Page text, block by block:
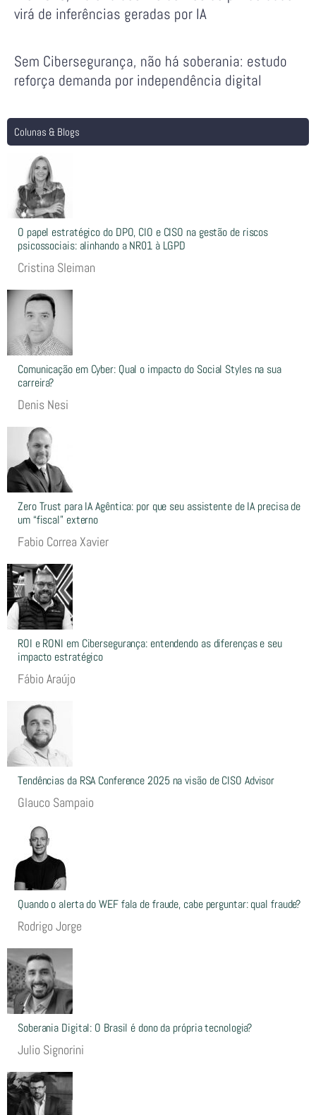
virá de inferências geradas por IA
Sem Cibersegurança, não há soberania: estudo
reforça demanda por independência digital
Colunas & Blogs
O papel estratégico do DPO, CIO e CISO na gestão de riscos
psicossociais: alinhando a NR01 à LGPD
Cristina Sleiman
Comunicação em Cyber: Qual o impacto do Social Styles na sua
carreira?
Denis Nesi
Zero Trust para IA Agêntica: por que seu assistente de IA precisa de
um “fiscal” externo
Fabio Correa Xavier
ROI e RONI em Cibersegurança: entendendo as diferenças e seu
impacto estratégico
Fábio Araújo
Tendências da RSA Conference 2025 na visão de CISO Advisor
Glauco Sampaio
Quando o alerta do WEF fala de fraude, cabe perguntar: qual fraude?
Rodrigo Jorge
Soberania Digital: O Brasil é dono da própria tecnologia?
Julio Signorini